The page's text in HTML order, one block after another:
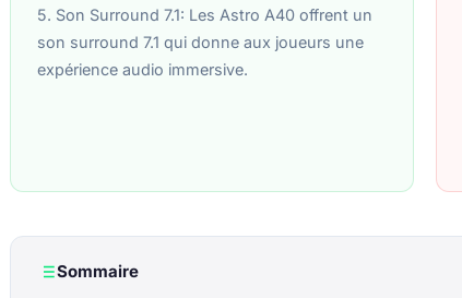
5. Son Surround 7.1: Les Astro A40 offrent un
son surround 7.1 qui donne aux joueurs une
expérience audio immersive.
Sommaire